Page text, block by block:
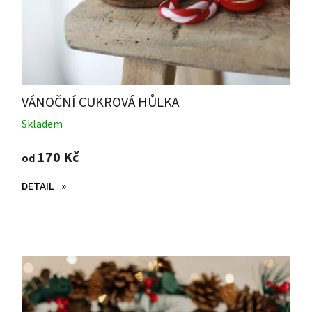
VÁNOČNÍ CUKROVÁ HŮLKA
Skladem
od 170 Kč
DETAIL